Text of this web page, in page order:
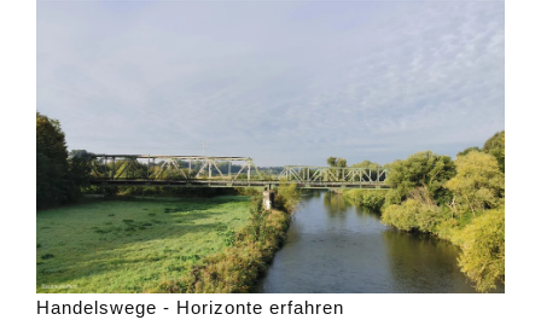
Handelswege - Horizonte erfahren